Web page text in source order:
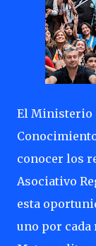
El Ministerio
conocer los
Asociativo
esta
uno por cada